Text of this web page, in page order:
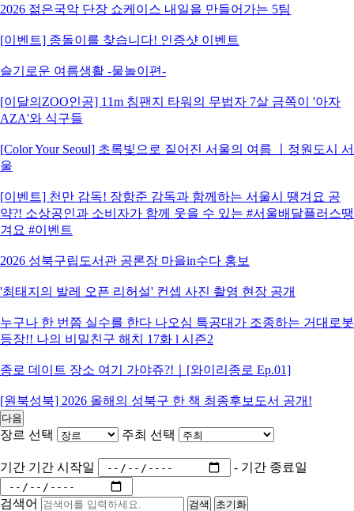
2026 젊은국악 단장 쇼케이스 내일을 만들어가는 5팀
[이벤트] 종돌이를 찾습니다! 인증샷 이벤트
슬기로운 여름생활 -물놀이편-
[이달의ZOO인공] 11m 침팬지 타워의 무법자 7살 금쪽이 '아자
AZA'와 식구들
[Color Your Seoul] 초록빛으로 짙어진 서울의 여름 ㅣ정원도시 서
울
[이벤트] 천만 감독! 장항준 감독과 함께하는 서울시 땡겨요 공
약?! 소상공인과 소비자가 함께 웃을 수 있는 #서울배달플러스땡
겨요 #이벤트
2026 성북구립도서관 공론장 마을in수다 홍보
'최태지의 발레 오픈 리허설' 컨셉 사진 촬영 현장 공개
누구나 한 번쯤 실수를 한다 나오심 특공대가 조종하는 거대로봇
등장!! 나의 비밀친구 해치 17화 l 시즌2
종로 데이트 장소 여기 가야쥬?!｜[와이리종로 Ep.01]
[원북성북] 2026 올해의 성북구 한 책 최종후보도서 공개!
다음
장르 선택 주최 선택
기간 기간 시작일 - 기간 종료일
검색어 검색 초기화